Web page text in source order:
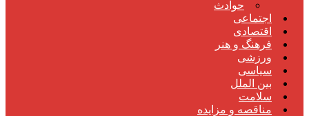
حوادث
اجتماعی
اقتصادی
فرهنگ و هنر
ورزشی
سیاسی
بین الملل
سلامت
مناقصه و مزایده